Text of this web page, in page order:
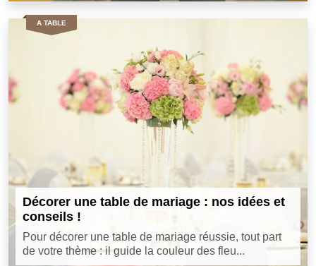
A TABLE
Décorer une table de mariage : nos idées et
conseils !
Pour décorer une table de mariage réussie, tout part
de votre thème : il guide la couleur des fleu...